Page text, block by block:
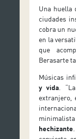
Una huella
ciudades
cobra un
en la
que
Berasarte
Músicas
y vida .
extranjero,
hechizante